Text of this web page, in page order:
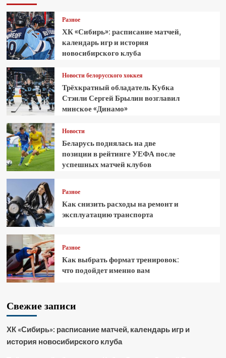
Разное
ХК «Сибирь»: расписание матчей,
календарь игр и история
новосибирского клуба
Новости белорусского хоккея
Трёхкратный обладатель Кубка
Стэнли Сергей Брылин возглавил
минское «Динамо»
Новости
Беларусь поднялась на две
позиции в рейтинге УЕФА после
успешных матчей клубов
Разное
Как снизить расходы на ремонт и
эксплуатацию транспорта
Разное
Как выбрать формат тренировок:
что подойдет именно вам
Свежие записи
ХК «Сибирь»: расписание матчей, календарь игр и
история новосибирского клуба